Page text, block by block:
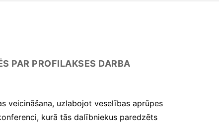
PAR PROFILAKSES DARBA
veicināšana, uzlabojot veselības aprūpes
kurā tās dalībniekus paredzēts